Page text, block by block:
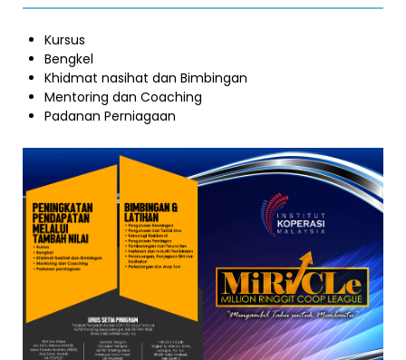
Kursus
Bengkel
Khidmat nasihat dan Bimbingan
Mentoring dan Coaching
Padanan Perniagaan